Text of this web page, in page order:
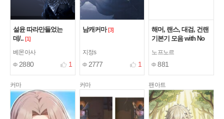
설윤 따라만들었는
데/.. [1]
베몬아사
2880 1
남캐커마 [3]
지정s
2777 1
해머, 랜스, 대검, 건랜
기본기 모음 with No
노프노르
881
커마 커마 팬아트